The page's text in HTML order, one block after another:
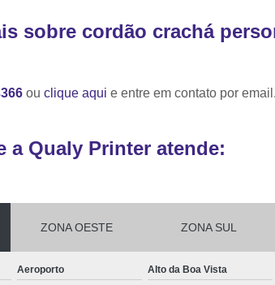
sobre cordão crachá
ou clique aqui e entre em contato por email.
a Qualy Printer atende:
ZONA OESTE ZONA SUL
Aeroporto Alto da Boa Vista